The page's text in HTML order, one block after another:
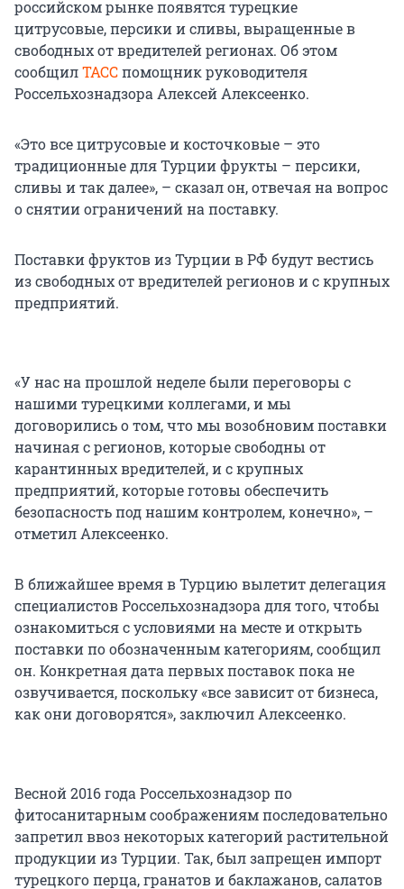
российском рынке появятся турецкие
цитрусовые, персики и сливы, выращенные в
свободных от вредителей регионах. Об этом
сообщилТАССпомощник руководителя
Россельхознадзора Алексей Алексеенко.
«Это все цитрусовые и косточковые – это
традиционные для Турции фрукты – персики,
сливы и так далее», – сказал он, отвечая на вопрос
о снятии ограничений на поставку.
Поставки фруктов из Турции в РФ будут вестись
из свободных от вредителей регионов и с крупных
предприятий.
«У нас на прошлой неделе были переговоры с
нашими турецкими коллегами, и мы
договорились о том, что мы возобновим поставки
начиная с регионов, которые свободны от
карантинных вредителей, и с крупных
предприятий, которые готовы обеспечить
безопасность под нашим контролем, конечно», –
отметил Алексеенко.
В ближайшее время в Турцию вылетит делегация
специалистов Россельхознадзора для того, чтобы
ознакомиться с условиями на месте и открыть
поставки по обозначенным категориям, сообщил
он. Конкретная дата первых поставок пока не
озвучивается, поскольку «все зависит от бизнеса,
как они договорятся», заключил Алексеенко.
Весной 2016 года Россельхознадзор по
фитосанитарным соображениям последовательно
запретил ввоз некоторых категорий растительной
продукции из Турции. Так, был запрещен импорт
турецкого перца, гранатов и баклажанов, салатов